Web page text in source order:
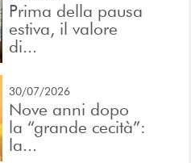
Prima della pausa
estiva, il valore
di...
30/07/2026
Nove anni dopo
la “grande cecità”:
la...